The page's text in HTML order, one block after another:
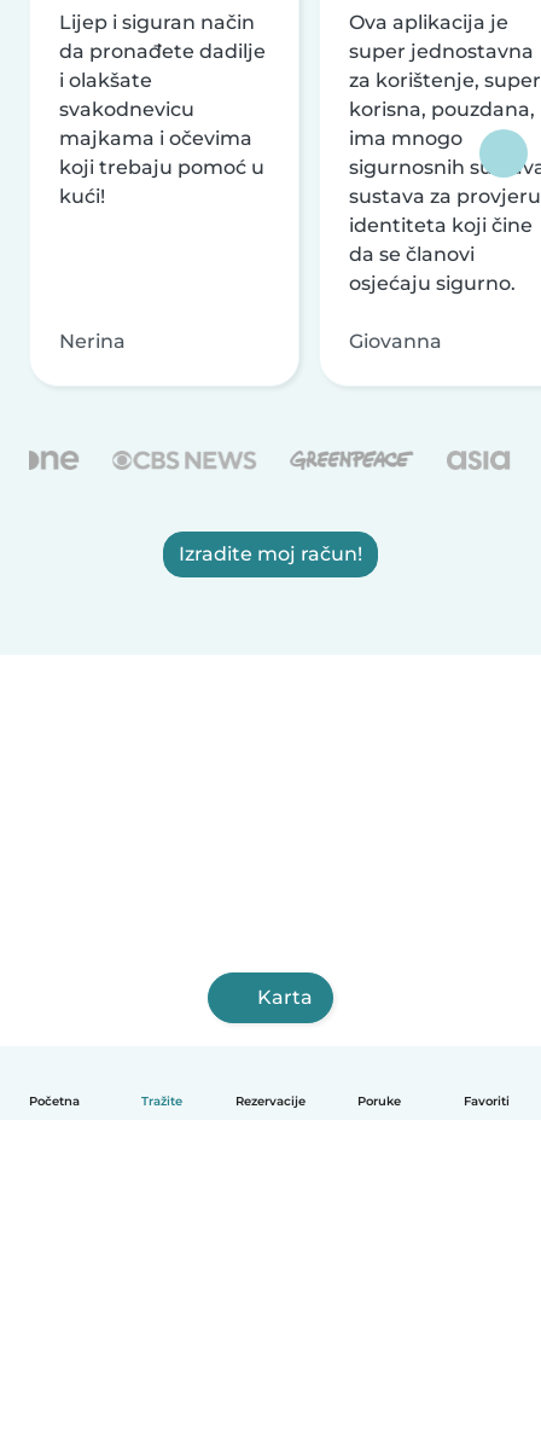
Početna Tražite Rezervacije Poruke Favoriti
Lijep i siguran način
da pronađete dadilje
i olakšate
svakodnevicu
majkama i očevima
koji trebaju pomoć u
kući!
Nerina
Ova aplikacija je
super jednostavna
za korištenje, super
korisna, pouzdana,
ima mnogo
sigurnosnih
sustava za provjeru
identiteta koji čine
da se članovi
osjećaju sigurno.
Giovanna
Izradite moj račun!
Karta